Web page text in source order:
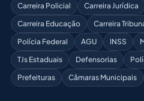
Carreira Policial Carreira Jurídica
Carreira Educação
Carreira
Polícia Federal
AGU INSS
TJs Estaduais
Defensorias
Prefeituras
Câmaras Municipais